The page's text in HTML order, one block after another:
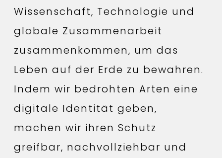
Wissenschaft, Technologie und
globale Zusammenarbeit
zusammenkommen, um das
Leben auf der Erde zu bewahren.
Indem wir bedrohten Arten eine
digitale Identität geben,
machen wir ihren Schutz
greifbar, nachvollziehbar und